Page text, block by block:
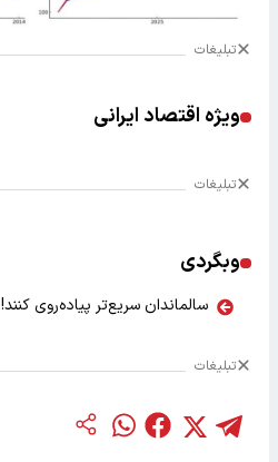
تبلیغات
ویژه اقتصاد ایرانی
تبلیغات
وبگردی
سالماندان سریع‌تر پیاده‌روی کنند!
تبلیغات